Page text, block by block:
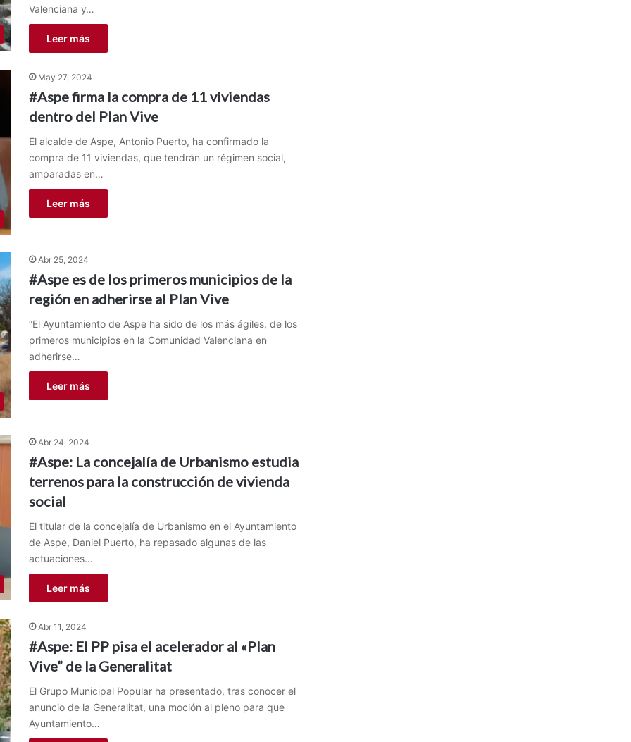
Valenciana y…
Leer más
May 27, 2024
#Aspe firma la compra de 11 viviendas
dentro del Plan Vive
El alcalde de Aspe, Antonio Puerto, ha confirmado la
compra de 11 viviendas, que tendrán un régimen social,
amparadas en…
Leer más
Abr 25, 2024
#Aspe es de los primeros municipios de la
región en adherirse al Plan Vive
“El Ayuntamiento de Aspe ha sido de los más ágiles, de los
primeros municipios en la Comunidad Valenciana en
adherirse…
Leer más
Abr 24, 2024
#Aspe: La concejalía de Urbanismo estudia
terrenos para la construcción de vivienda
social
El titular de la concejalía de Urbanismo en el Ayuntamiento
de Aspe, Daniel Puerto, ha repasado algunas de las
actuaciones…
Leer más
Abr 11, 2024
#Aspe: El PP pisa el acelerador al «Plan
Vive” de la Generalitat
El Grupo Municipal Popular ha presentado, tras conocer el
anuncio de la Generalitat, una moción al pleno para que
Ayuntamiento…